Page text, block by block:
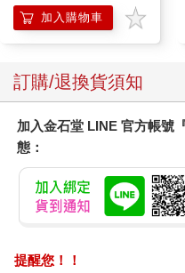
Mario Galaxy Movie
Storybook
加入購物車
訂購/退換貨須知
加入金石堂 LINE 官方帳號
態：
提醒您！！